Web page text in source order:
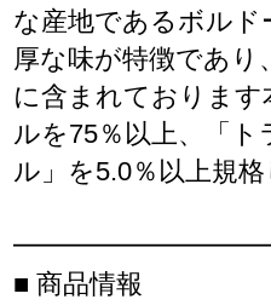
な産地であるボル
厚な味が特徴であ
に含まれておりま
ルを75％以上、「
ル」を5.0％以上規
■ 商品情報